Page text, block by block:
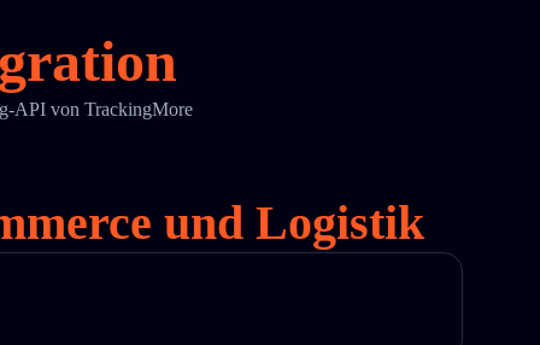
API von TrackingMore
und Logistik